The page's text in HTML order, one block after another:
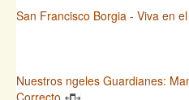
San Francisco Borgia - Viva en
Nuestros ngeles Guardianes:
Correcto